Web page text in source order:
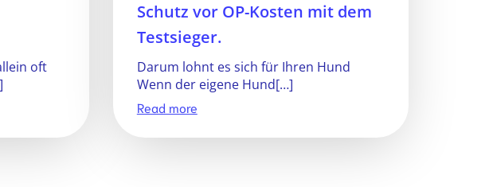
oft
Schutz vor OP-Kosten mit dem
Testsieger.
Darum lohnt es sich für Ihren Hund
Wenn der eigene Hund[…]
Read more